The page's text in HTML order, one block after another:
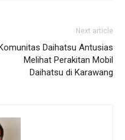
Next article
Daihatsu Antusias
Melihat Perakitan Mobil
Daihatsu di Karawang